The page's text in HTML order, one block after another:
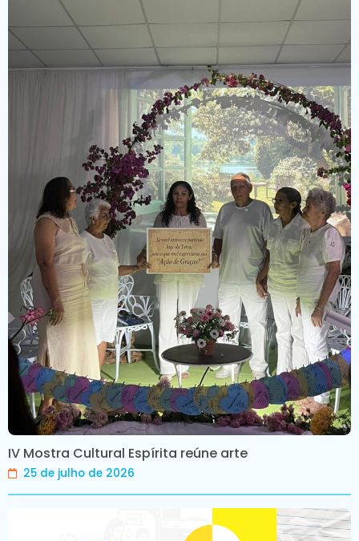
IV Mostra Cultural Espírita reúne arte
25 de julho de 2026